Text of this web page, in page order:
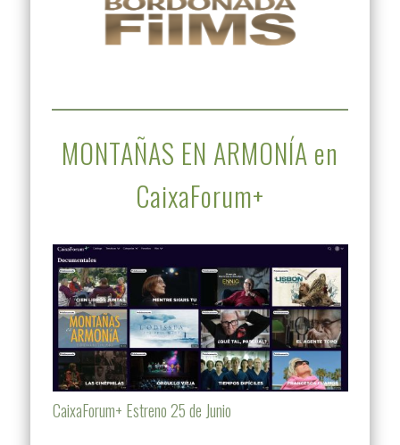
MONTAÑAS EN ARMONÍA en
CaixaForum+
CaixaForum+ Estreno 25 de Junio